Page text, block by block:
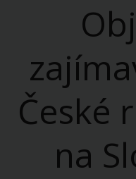
České
na